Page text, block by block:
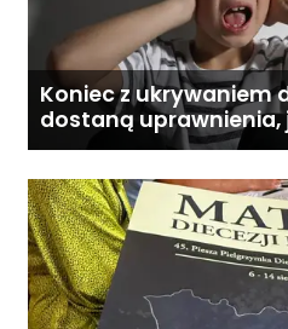
Koniec z ukrywaniem
dostaną uprawnienia,